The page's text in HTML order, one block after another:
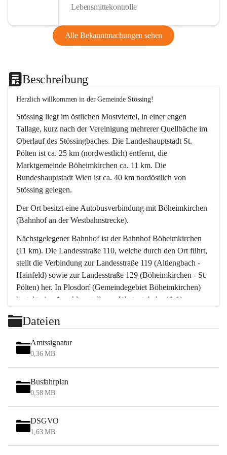
Lebensmittekontrolle
Alle Bekanntmachungen sehen
Beschreibung
Herzlich willkommen in der Gemeinde Stössing!
Stössing liegt im östlichen Mostviertel, in einer engen
Tallage, kurz nach der Vereinigung mehrerer Quellbäche im
Oberlauf des Stössingbaches. Die Landeshauptstadt St.
Pölten ist ca. 25 km (nordwestlich) entfernt, die
Marktgemeinde Böheimkirchen ca. 11 km. Die
Bundeshauptstadt Wien ist ca. 40 km nordöstlich von
Stössing gelegen.
Der Ort besitzt eine Autobusverbindung mit Böheimkirchen
(Bahnhof an der Westbahnstrecke).
Nächstgelegener Bahnhof ist der Bahnhof Böheimkirchen
(11 km). Die Landesstraße 110, welche durch den Ort führt,
stellt die Verbindung zur Landesstraße 119 (Altlengbach -
Hainfeld) sowie zur Landesstraße 129 (Böheimkirchen - St.
Pölten) her. In Plosdorf (Gemeindegebiet Böheimkirchen)
besteht eine Anschlussstelle zur Westautobahn (A 1).
Wien erreicht man in ca. 45 Minuten.
Stössing zählt noch zum Naherholungsraum Wien sowie
zum Naherholungsraum St. Pölten. Viele Bauernhöfe hatten
„ihre Wiener“. Seit 1960 bauten viele Wiener
Wochenendhäuser im Gemeindegebiet. Wegen des
waldreichen Jagdgebietes haben viele Jagdpächter ihre
Das Wandern ist aus touristischer Sicht die bedeutendste
Tätigkeit. Das hügelige Gebiet mit Wanderwegen durch
Wiesen, Wälder und Obstkulturen lädt dazu ein. Gefördert
Dateien
Amtssignatur
0,36 MB
Busfahrplan
0,58 MB
DSGVO
1,63 MB